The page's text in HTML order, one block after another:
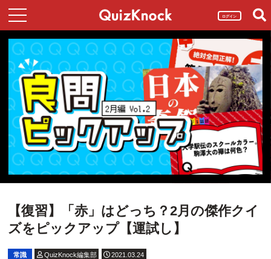
ログイン
【復習】「赤」はどっち？2月の傑作クイ
ズをピックアップ【運試し】
常識 QuizKnock編集部 2021.03.24